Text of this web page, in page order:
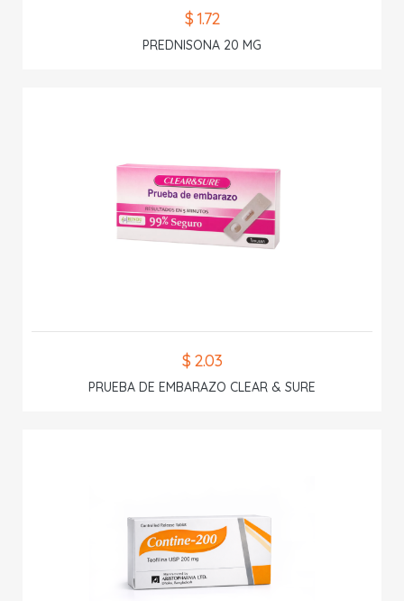
$ 1.72
PREDNISONA 20 MG
$ 2.03
PRUEBA DE EMBARAZO CLEAR & SURE